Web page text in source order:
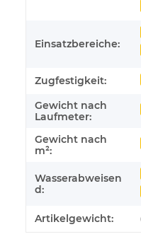
Einsatzbereiche:
Zugfestigkeit:
Gewicht nach
Laufmeter:
Gewicht nach
m²:
Wasserabweisen
d:
Artikelgewicht: